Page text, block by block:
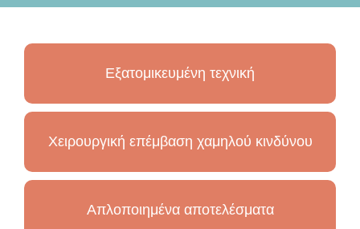
Ο
Υ
Body
Εξατομικευμένη τεχνική
Χειρουργική επέμβαση χαμηλού κινδύνου
Απλοποιημένα αποτελέσματα